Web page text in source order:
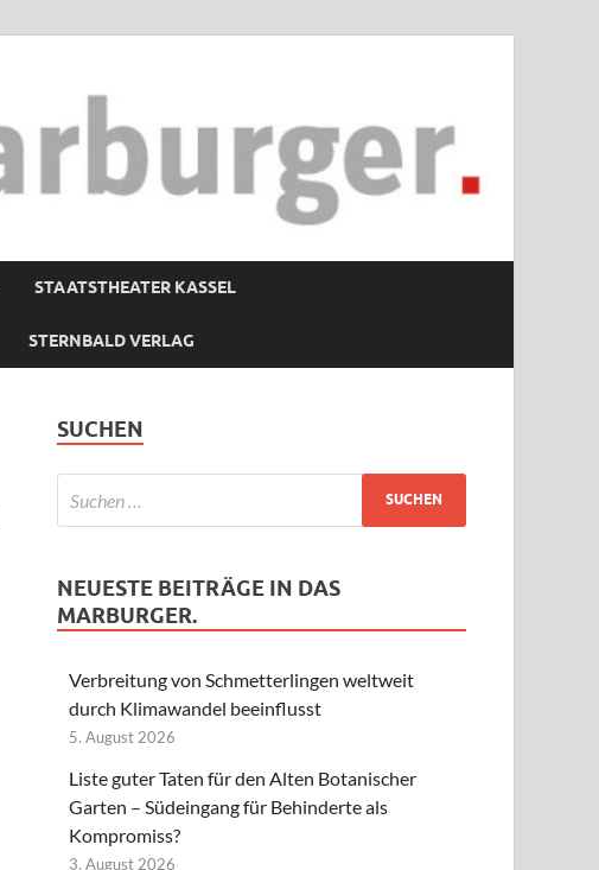
STAATSTHEATER KASSEL
STERNBALD VERLAG
SUCHEN
NEUESTE BEITRÄGE IN DAS
MARBURGER.
Verbreitung von Schmetterlingen weltweit
durch Klimawandel beeinflusst
5. August 2026
Liste guter Taten für den Alten Botanischer
Garten – Südeingang für Behinderte als
Kompromiss?
3. August 2026